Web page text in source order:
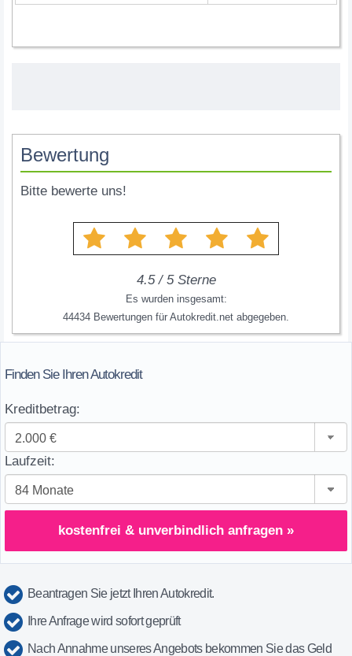
Bewertung
Bitte bewerte uns!
4.5/ 5Sterne
Es wurden insgesamt:
44434 Bewertungen für Autokredit.net abgegeben.
Finden Sie Ihren Autokredit
Kreditbetrag:
Laufzeit:
kostenfrei & unverbindlich anfragen »
Beantragen Sie jetzt Ihren Autokredit.
Ihre Anfrage wird sofort geprüft
Nach Annahme unseres Angebots bekommen Sie das Geld